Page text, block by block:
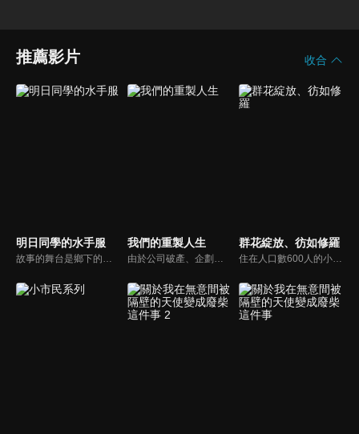
推薦影片 收合
明日同學的水手服
故事的舞台是鄉下的名門女子中學・私立蠟梅學園。少女明日小路因為某個契機開始「夢想」穿上這間學園的水手服的。在她實現了心願，帶著興奮的心情前往參加入學典禮的那天… 「我決定要穿上水手服。」 小路夢想中的國中生活開始了♪ 同班同學、營養午餐、社團活動… 小路將在這充滿了「第一次」的每一天中全力衝刺。
我們的重製人生
由於公司破產、企劃夭折而回到故鄉老家的遊戲總監橋場恭也，因為不想再看明星創作者們的亮眼表現，悶悶不樂地睡著之後再醒來，發現自己穿越時空回到十年前的大學剛入學時代。考上了原本應該落榜的大學，迎接嚮往的藝大生活，甚至還過著男女四人一起分租的同居生活，玫瑰色的每一天就此展開。
群花綻放、彷如修羅
住在人口數600人的小島「十鳴島」上的少女——花奈十分喜歡朗讀，甚至會為島上的孩子們舉辦朗讀會。而瑞希從花奈的「朗誦」中感受到吸引他人的力量，邀請她加入自己擔任社長的廣播社。「說出你真正的願望，我來幫你實現」「我想加入廣播社」花奈下定決心入社，與廣播社的成員們經歷各種「第一次的體驗」，進一步探索她熱愛的朗誦。